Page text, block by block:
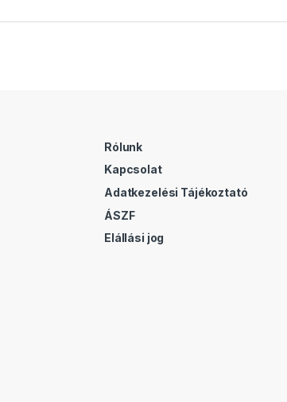
Rólunk
Kapcsolat
Adatkezelési Tájékoztató
ÁSZF
Elállási jog